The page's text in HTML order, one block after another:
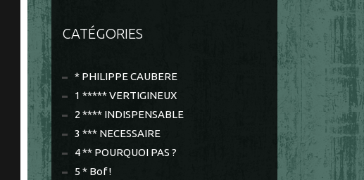
CATÉGORIES
* PHILIPPE CAUBERE
1 ***** VERTIGINEUX
2 **** INDISPENSABLE
3 *** NECESSAIRE
4 ** POURQUOI PAS ?
5 * Bof !